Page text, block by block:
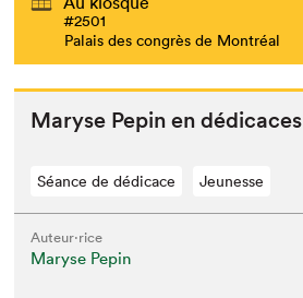
#2501
Palais des congrès de Montréal
Maryse Pepin en dédicaces
Séance de dédicace Jeunesse
Auteur·rice
Maryse Pepin